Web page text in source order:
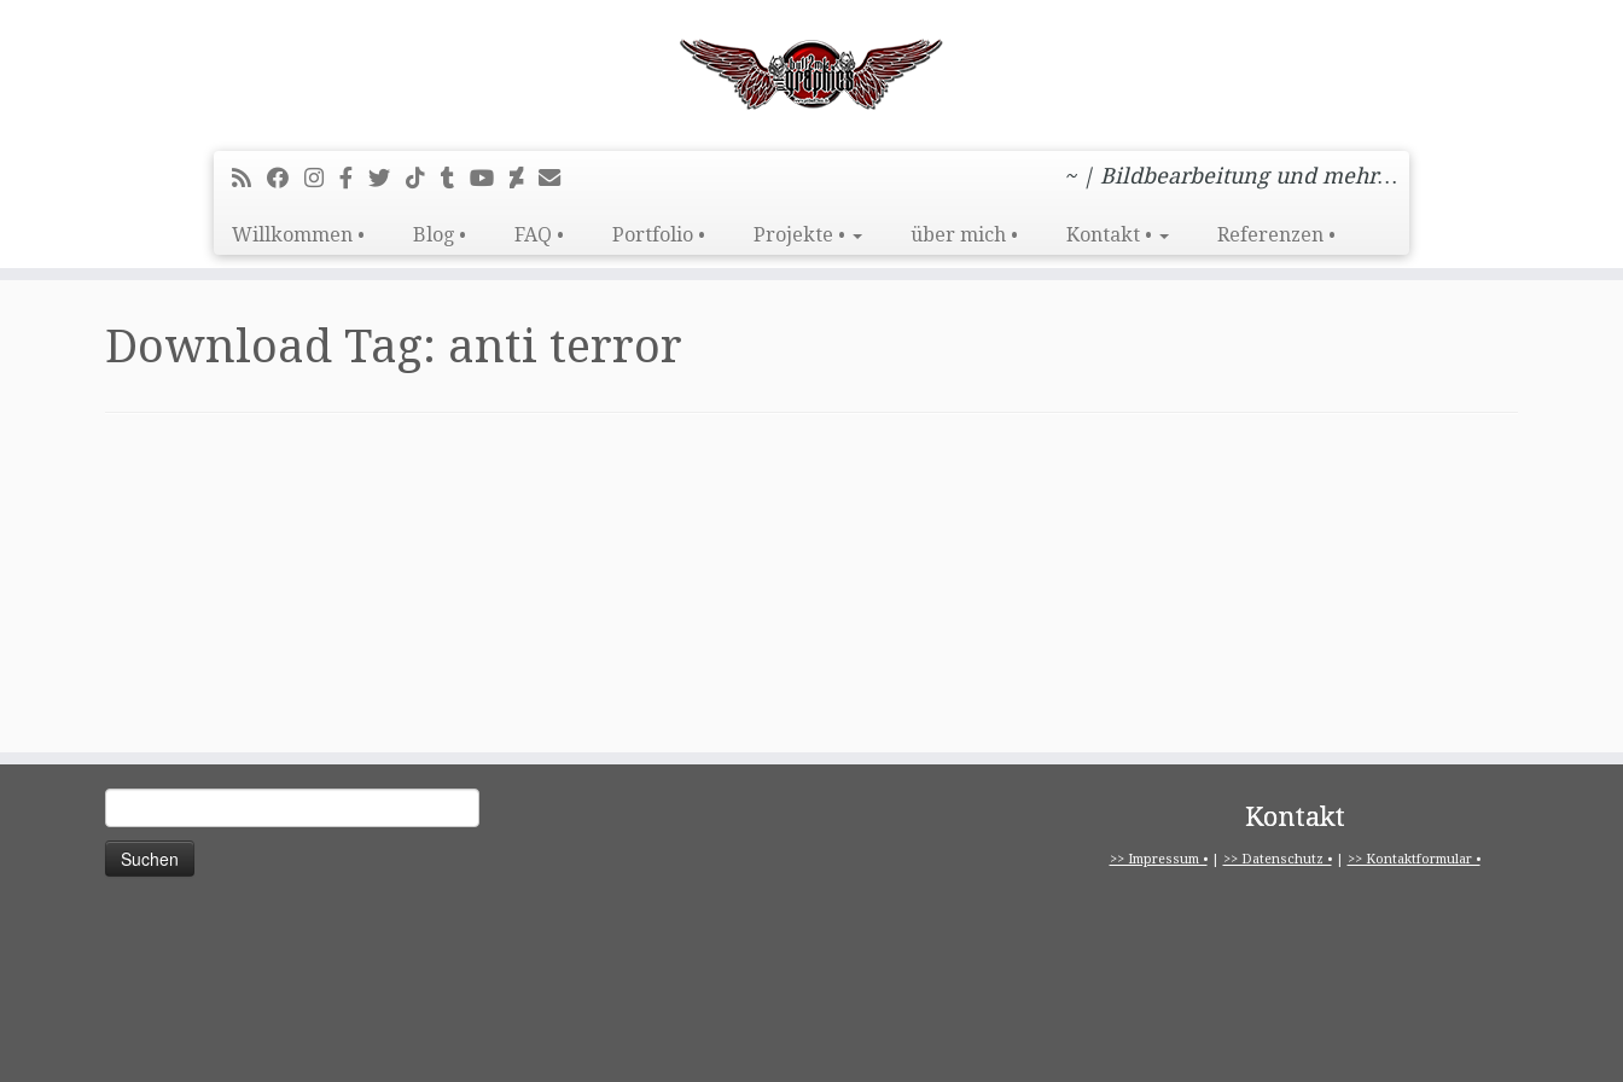
~ | Bildbearbeitung und mehr…
Willkommen • Blog • FAQ • Portfolio • Projekte • über mich • Kontakt • Referenzen •
Download Tag: anti terror
nach:
Kontakt
>> Impressum •| >> Datenschutz •| >> Kontaktformular •